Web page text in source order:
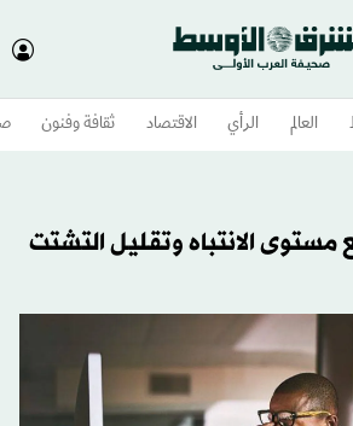
العالم الرأي الاقتصاد ثقافة وفنون
الانتباه وتقليل التشتت